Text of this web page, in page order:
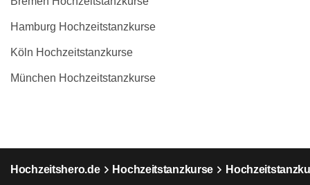
Hamburg Hochzeitstanzkurse
Köln Hochzeitstanzkurse
München Hochzeitstanzkurse
Hochzeitshero.de Hochzeitstanzkurse